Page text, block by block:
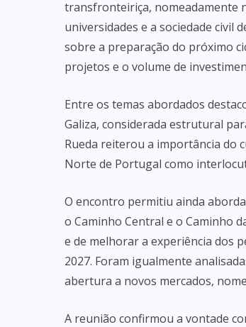
transfronteiriça, nomeadamente
universidades e a sociedade civil
sobre a preparação do próximo
projetos e o volume de
Entre os temas abordados
Galiza, considerada estrutural
Rueda reiterou a importância do
Norte de Portugal como
O encontro permitiu ainda
o Caminho Central e o Caminho
e de melhorar a experiência dos
2027. Foram igualmente
abertura a novos mercados,
A reunião confirmou a vontade